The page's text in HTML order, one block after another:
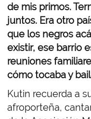
de mis primos.
juntos. Era otro
que los negros
existir, ese barrio
reuniones
cómo tocaba y
Kutin recuerda a
afroporteña,